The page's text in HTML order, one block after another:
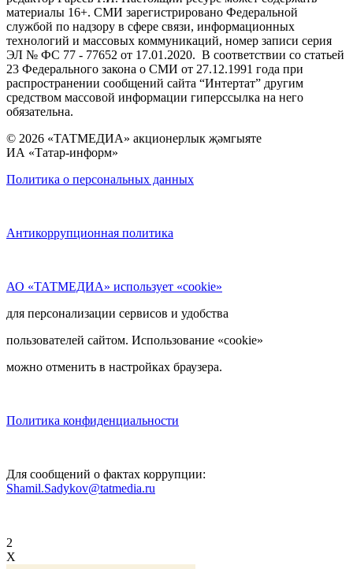
материалы 16+. СМИ зарегистрировано Федеральной
службой по надзору в сфере связи, информационных
технологий и массовых коммуникаций, номер записи серия
ЭЛ № ФС 77 - 77652 от 17.01.2020. В соответствии со статьей
23 Федерального закона о СМИ от 27.12.1991 года при
распространении сообщений сайта “Интертат” другим
средством массовой информации гиперссылка на него
обязательна.
© 2026 «ТАТМЕДИА» акционерлык җәмгыяте
ИА «Татар-информ»
Политика о персональных данных
Антикоррупционная политика
АО «ТАТМЕДИА» использует «cookie»
для персонализации сервисов и удобства
пользователей сайтом. Использование «cookie»
можно отменить в настройках браузера.
Политика конфиденциальности
Для сообщений о фактах коррупции:
Shamil.Sadykov@tatmedia.ru
2
X